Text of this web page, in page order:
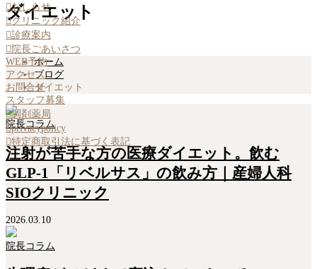
おしらせ
クリニック紹介
診療案内
 院長ごあいさつ
WEB予約
アクセス
お問合せ
スタッフ募集
調剤薬局
privacypolicy
特定商取引法に基づく表記
ダイエット
ホーム
ブログ
ダイエット
院長コラム
注射が苦手な方の医療ダイエット。飲む
GLP-1「リベルサス」の飲み方｜産婦人科
SIOクリニック
2026.03.10
院長コラム